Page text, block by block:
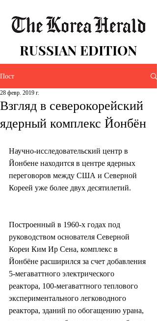
RUSSIAN EDITION
Пост
Взгляд в северокорейский
ядерный комплекс Йонбён
28 февр. 2019 г.
Научно-исследовательский центр в
Йонбене находится в центре ядерных
переговоров между США и Северной
Кореей уже более двух десятилетий.
Построенный в 1960-х годах под
руководством основателя Северной
Кореи Ким Ир Сена, комплекс в
Йонбёне расширился за счет добавления
5-мегаваттного электрического
реактора, 100-мегаваттного теплового
экспериментального легководного
реактора, зданий по обогащению урана,